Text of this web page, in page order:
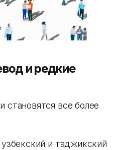
и редкие
становятся все более
и таджикский